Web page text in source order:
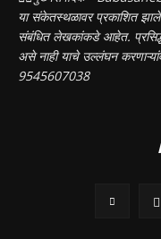
या संकेतस्थळावर प्रकाशित
संबंधित लेखकांकडे आहेत.
असे नाही याचे उल्लंघन
9545607038